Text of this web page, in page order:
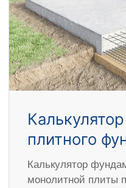
плитного
Калькулятор
монолитной плиты